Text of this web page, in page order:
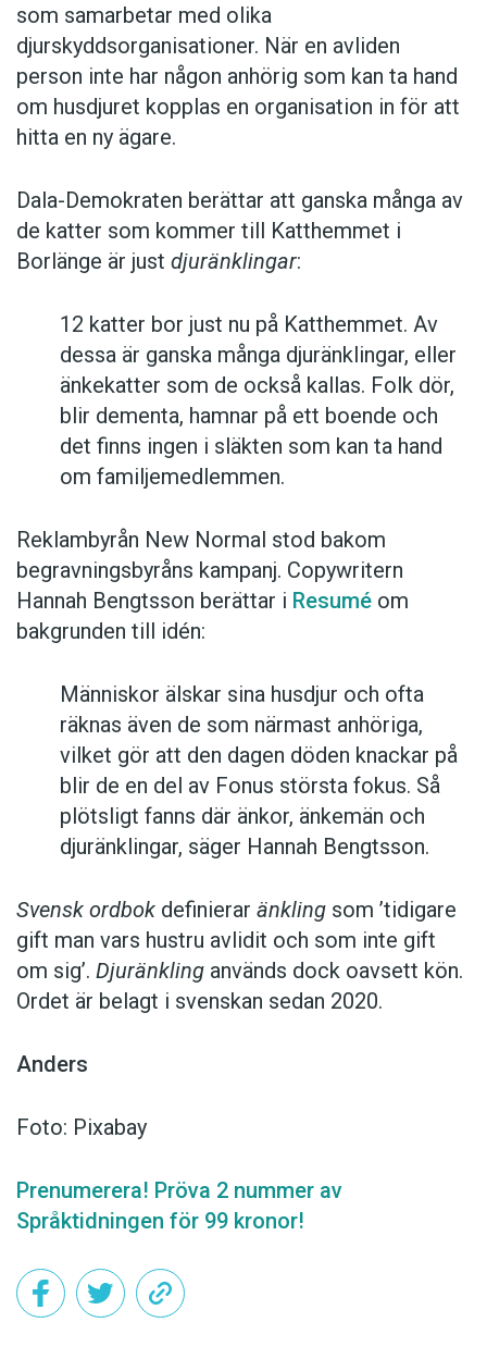
som samarbetar med olika
djurskyddsorganisationer. När en avliden
person inte har någon anhörig som kan ta hand
om husdjuret kopplas en organisation in för att
hitta en ny ägare.
Dala-Demokraten berättar att ganska många av
de katter som kommer till Katthemmet i
Borlänge är just djuränklingar:
12 katter bor just nu på Katthemmet. Av
dessa är ganska många djuränklingar, eller
änkekatter som de också kallas. Folk dör,
blir dementa, hamnar på ett boende och
det finns ingen i släkten som kan ta hand
om familjemedlemmen.
Reklambyrån New Normal stod bakom
begravningsbyråns kampanj. Copywritern
Hannah Bengtsson berättar i Resumé om
bakgrunden till idén:
Människor älskar sina husdjur och ofta
räknas även de som närmast anhöriga,
vilket gör att den dagen döden knackar på
blir de en del av Fonus största fokus. Så
plötsligt fanns där änkor, änkemän och
djuränklingar, säger Hannah Bengtsson.
Svensk ordbok definierar änkling som ’tidigare
gift man vars hustru av­lidit och som inte gift
om sig’. Djuränkling används dock oavsett kön.
Ordet är belagt i svenskan sedan 2020.
Anders
Foto: Pixabay
Prenumerera! Pröva 2 nummer av
Språktidningen för 99 kronor!